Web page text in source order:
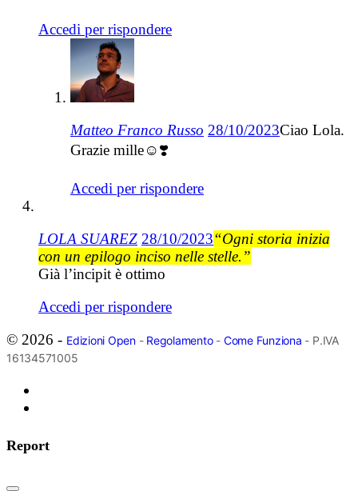
Accedi per rispondere
Matteo Franco Russo 28/10/2023Ciao Lola.
Grazie mille☺️❣️
Accedi per rispondere
LOLA SUAREZ 28/10/2023“Ogni storia inizia
con un epilogo inciso nelle stelle.”
Già l’incipit è ottimo
Accedi per rispondere
© 2026 - Edizioni Open- Regolamento- Come Funziona - P.IVA
16134571005
Report